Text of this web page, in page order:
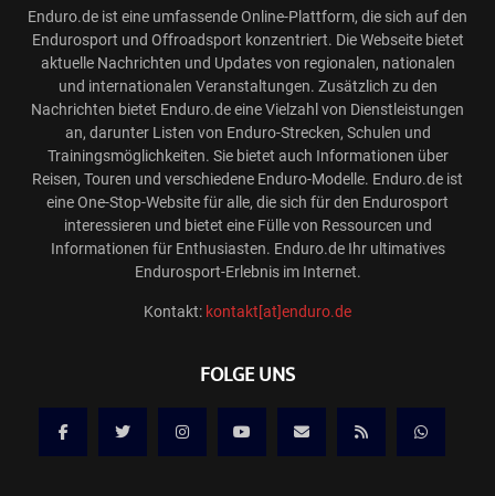
Enduro.de ist eine umfassende Online-Plattform, die sich auf den
Endurosport und Offroadsport konzentriert. Die Webseite bietet
aktuelle Nachrichten und Updates von regionalen, nationalen
und internationalen Veranstaltungen. Zusätzlich zu den
Nachrichten bietet Enduro.de eine Vielzahl von Dienstleistungen
an, darunter Listen von Enduro-Strecken, Schulen und
Trainingsmöglichkeiten. Sie bietet auch Informationen über
Reisen, Touren und verschiedene Enduro-Modelle. Enduro.de ist
eine One-Stop-Website für alle, die sich für den Endurosport
interessieren und bietet eine Fülle von Ressourcen und
Informationen für Enthusiasten. Enduro.de Ihr ultimatives
Endurosport-Erlebnis im Internet.
Kontakt: kontakt[at]enduro.de
FOLGE UNS